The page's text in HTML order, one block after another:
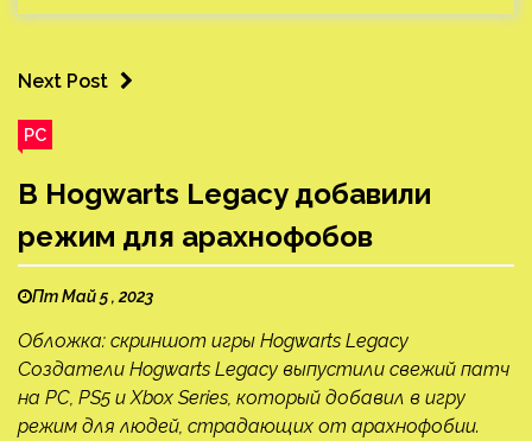
Next Post
PC
В Hogwarts Legacy добавили
режим для арахнофобов
Пт Май 5 , 2023
Обложка: скриншот игры Hogwarts Legacy
Создатели Hogwarts Legacy выпустили свежий патч
на PC, PS5 и Xbox Series, который добавил в игру
режим для людей, страдающих от арахнофобии.